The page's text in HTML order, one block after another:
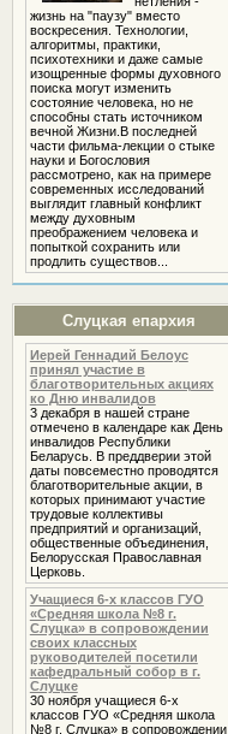
жизнь на "паузу" вместо
воскресения. Технологии,
алгоритмы, практики,
психотехники и даже самые
изощренные формы духовного
поиска могут изменить
состояние человека, но не
способны стать источником
вечной Жизни.В последней
части фильма-лекции о стыке
науки и Богословия
рассмотрено, как на примере
современных исследований
выглядит главный конфликт
между духовным
преображением человека и
попыткой сохранить или
продлить существов...
Слуцкая епархия
Иерей Геннадий Белоус
принял участие в
благотворительных акциях
ко Дню инвалидов
3 декабря в нашей стране
отмечено в календаре как День
инвалидов Республики
Беларусь. В преддверии этой
даты повсеместно проводятся
благотворительные акции, в
которых принимают участие
трудовые коллективы
предприятий и организаций,
общественные объединения,
Белорусская Православная
Церковь.
Учащиеся 6-х классов ГУО
«Средняя школа №8 г.
Слуцка» в сопровождении
своих классных
руководителей посетили
кафедральный собор в г.
Слуцке
30 ноября учащиеся 6-х
классов ГУО «Средняя школа
№8 г. Слуцка» в сопровождении